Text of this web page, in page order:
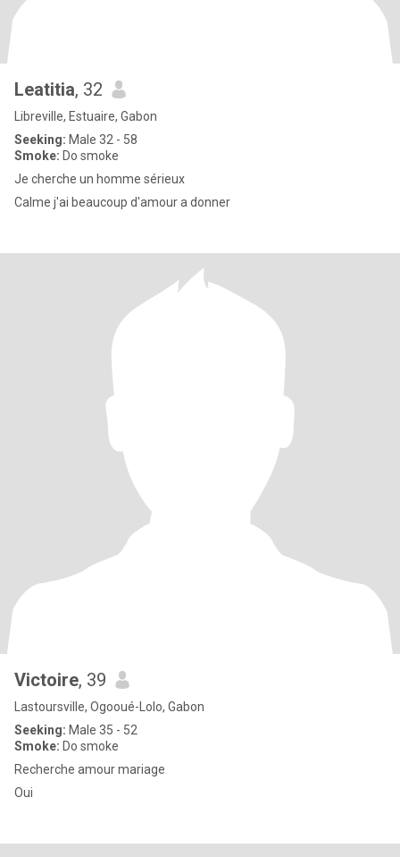
Leatitia, 32
Libreville, Estuaire, Gabon
Seeking: Male 32 - 58
Smoke: Do smoke
Je cherche un homme sérieux
Calme j'ai beaucoup d'amour a donner
Victoire, 39
Lastoursville, Ogooué-Lolo, Gabon
Seeking: Male 35 - 52
Smoke: Do smoke
Recherche amour mariage
Oui